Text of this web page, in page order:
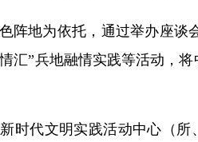
阵地为依托，通过举办座
汇”兵地融情实践等活动，
时代文明实践活动中心（